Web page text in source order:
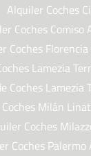
Alquiler Coches
Coches Comiso
Coches
Lamezia
Coches Lamezia
Milán
Coches
Coches